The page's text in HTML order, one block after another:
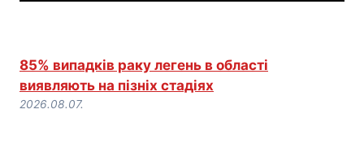
85% випадків раку легень в області
виявляють на пізніх стадіях
2026.08.07.